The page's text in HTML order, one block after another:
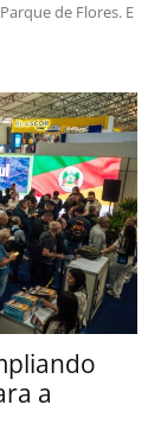
de Flores. E
a